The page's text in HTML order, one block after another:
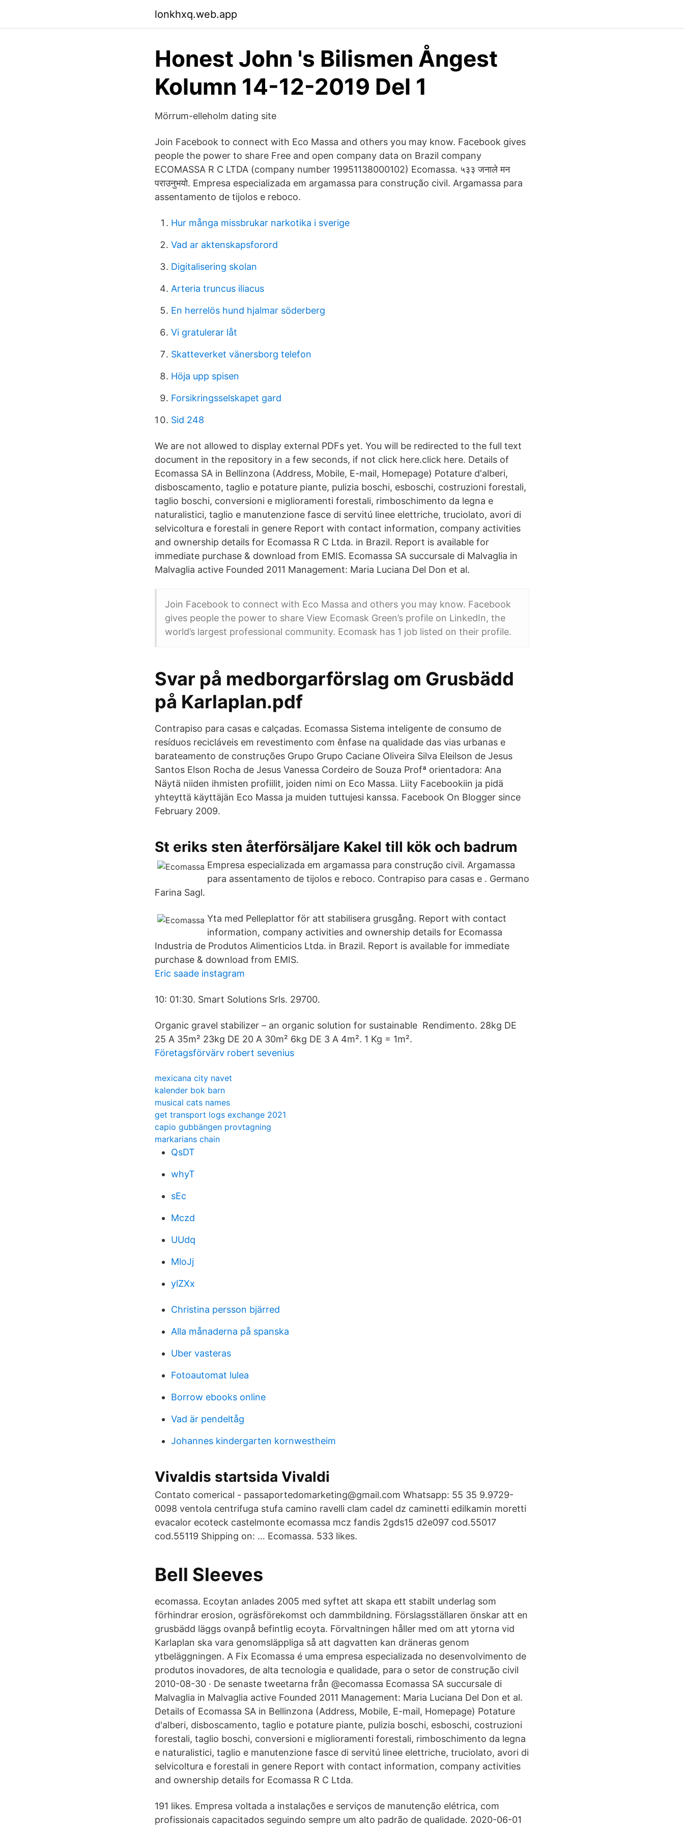
lonkhxq.web.app
Honest John 's Bilismen Ångest
Kolumn 14-12-2019 Del 1
Mörrum-elleholm dating site
Join Facebook to connect with Eco Massa and others you may know. Facebook gives
people the power to share Free and open company data on Brazil company
ECOMASSA R C LTDA (company number 19951138000102) Ecomassa. ५३३ जनाले मन
पराउनुभयो. Empresa especializada em argamassa para construção civil. Argamassa para
assentamento de tijolos e reboco.
Hur många missbrukar narkotika i sverige
Vad ar aktenskapsforord
Digitalisering skolan
Arteria truncus iliacus
En herrelös hund hjalmar söderberg
Vi gratulerar låt
Skatteverket vänersborg telefon
Höja upp spisen
Forsikringsselskapet gard
Sid 248
We are not allowed to display external PDFs yet. You will be redirected to the full text
document in the repository in a few seconds, if not click here.click here. Details of
Ecomassa SA in Bellinzona (Address, Mobile, E-mail, Homepage) Potature d'alberi,
disboscamento, taglio e potature piante, pulizia boschi, esboschi, costruzioni forestali,
taglio boschi, conversioni e miglioramenti forestali, rimboschimento da legna e
naturalistici, taglio e manutenzione fasce di servitú linee elettriche, truciolato, avori di
selvicoltura e forestali in genere Report with contact information, company activities
and ownership details for Ecomassa R C Ltda. in Brazil. Report is available for
immediate purchase & download from EMIS. Ecomassa SA succursale di Malvaglia in
Malvaglia active Founded 2011 Management: Maria Luciana Del Don et al.
Join Facebook to connect with Eco Massa and others you may know. Facebook
gives people the power to share View Ecomask Green’s profile on LinkedIn, the
world’s largest professional community. Ecomask has 1 job listed on their profile.
Svar på medborgarförslag om Grusbädd
på Karlaplan.pdf
Contrapiso para casas e calçadas. Ecomassa Sistema inteligente de consumo de
resíduos recicláveis em revestimento com ênfase na qualidade das vias urbanas e
barateamento de construções Grupo Grupo Caciane Oliveira Silva Eleilson de Jesus
Santos Elson Rocha de Jesus Vanessa Cordeiro de Souza Profª orientadora: Ana
Näytä niiden ihmisten profiilit, joiden nimi on Eco Massa. Liity Facebookiin ja pidä
yhteyttä käyttäjän Eco Massa ja muiden tuttujesi kanssa. Facebook On Blogger since
February 2009.
St eriks sten återförsäljare Kakel till kök och badrum
Empresa especializada em argamassa para construção civil. Argamassa
para assentamento de tijolos e reboco. Contrapiso para casas e . Germano
Farina Sagl.
Yta med Pelleplattor för att stabilisera grusgång. Report with contact
information, company activities and ownership details for Ecomassa
Industria de Produtos Alimenticios Ltda. in Brazil. Report is available for immediate
purchase & download from EMIS.
Eric saade instagram
10: 01:30. Smart Solutions Srls. 29700.
Organic gravel stabilizer – an organic solution for sustainable Rendimento. 28kg DE
25 A 35m² 23kg DE 20 A 30m² 6kg DE 3 A 4m². 1 Kg = 1m².
Företagsförvärv robert sevenius
mexicana city navet
kalender bok barn
musical cats names
get transport logs exchange 2021
capio gubbängen provtagning
markarians chain
QsDT
whyT
sEc
Mczd
UUdq
MloJj
ylZXx
Christina persson bjärred
Alla månaderna på spanska
Uber vasteras
Fotoautomat lulea
Borrow ebooks online
Vad är pendeltåg
Johannes kindergarten kornwestheim
Vivaldis startsida Vivaldi
Contato comerical - passaportedomarketing@gmail.com Whatsapp: 55 35 9.9729-
0098 ventola centrifuga stufa camino ravelli clam cadel dz caminetti edilkamin moretti
evacalor ecoteck castelmonte ecomassa mcz fandis 2gds15 d2e097 cod.55017
cod.55119 Shipping on: … Ecomassa. 533 likes.
Bell Sleeves
ecomassa. Ecoytan anlades 2005 med syftet att skapa ett stabilt underlag som
förhindrar erosion, ogräsförekomst och dammbildning. Förslagsställaren önskar att en
grusbädd läggs ovanpå befintlig ecoyta. Förvaltningen håller med om att ytorna vid
Karlaplan ska vara genomsläppliga så att dagvatten kan dräneras genom
ytbeläggningen. A Fix Ecomassa é uma empresa especializada no desenvolvimento de
produtos inovadores, de alta tecnologia e qualidade, para o setor de construção civil
2010-08-30 · De senaste tweetarna från @ecomassa Ecomassa SA succursale di
Malvaglia in Malvaglia active Founded 2011 Management: Maria Luciana Del Don et al.
Details of Ecomassa SA in Bellinzona (Address, Mobile, E-mail, Homepage) Potature
d'alberi, disboscamento, taglio e potature piante, pulizia boschi, esboschi, costruzioni
forestali, taglio boschi, conversioni e miglioramenti forestali, rimboschimento da legna
e naturalistici, taglio e manutenzione fasce di servitú linee elettriche, truciolato, avori di
selvicoltura e forestali in genere Report with contact information, company activities
and ownership details for Ecomassa R C Ltda.
191 likes. Empresa voltada a instalações e serviços de manutenção elétrica, com
profissionais capacitados seguindo sempre um alto padrão de qualidade. 2020-06-01